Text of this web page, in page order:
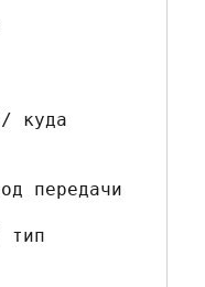
куда
передачи